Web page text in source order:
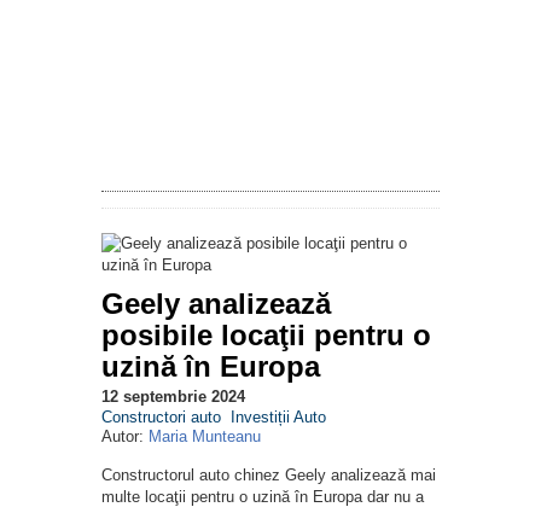
Geely analizează
posibile locaţii pentru o
uzină în Europa
12 septembrie 2024
Constructori auto Investiții Auto
Autor: Maria Munteanu
Constructorul auto chinez Geely analizează mai
multe locaţii pentru o uzină în Europa dar nu a